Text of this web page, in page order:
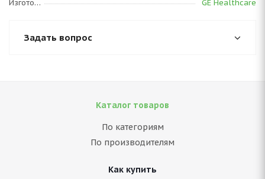
Изготовитель GE Healthcare
Задать вопрос
Каталог товаров
По категориям
По производителям
Как купить